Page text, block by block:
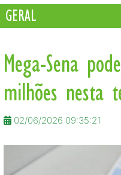
GERAL
Mega-Sena
milhões nesta
02/06/2026 09:35:21